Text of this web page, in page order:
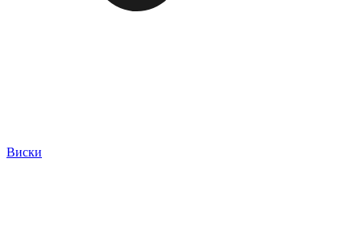
Виски